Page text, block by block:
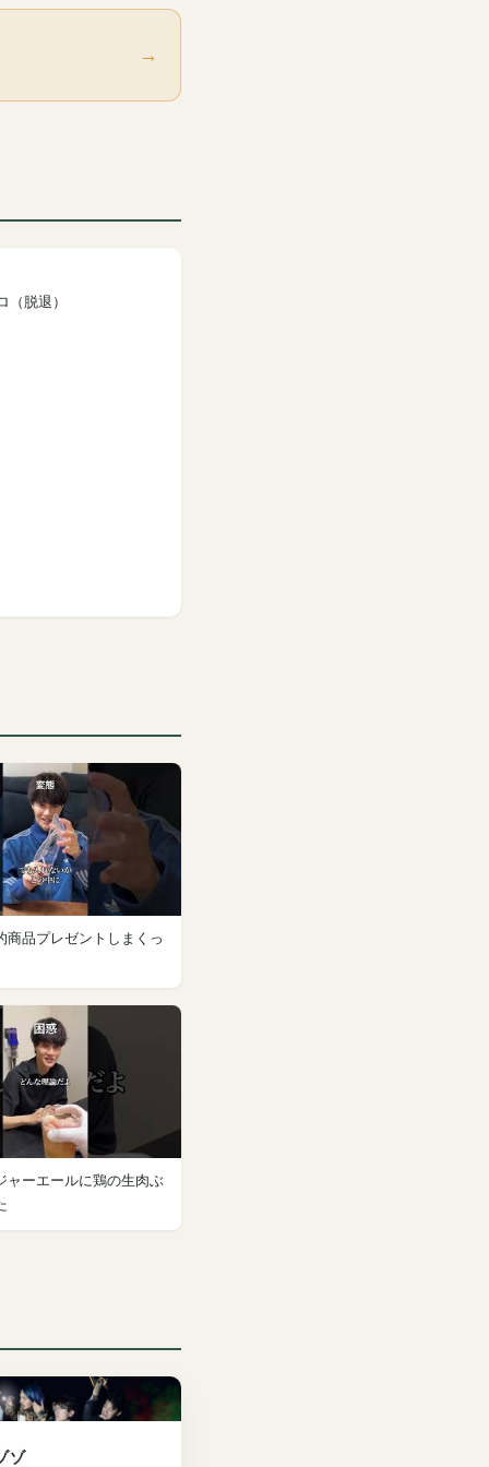
→
（脱退）
商品プレゼントしまくっ
ャーエールに鶏の生肉ぶ
ゾ